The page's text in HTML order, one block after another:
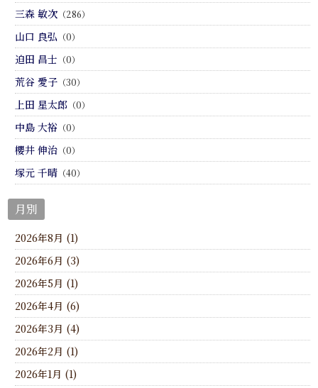
三森 敏次 （286）
山口 良弘 （0）
迫田 昌士 （0）
荒谷 愛子 （30）
上田 星太郎 （0）
中島 大裕 （0）
櫻井 伸治 （0）
塚元 千晴 （40）
月別
2026年8月 (1)
2026年6月 (3)
2026年5月 (1)
2026年4月 (6)
2026年3月 (4)
2026年2月 (1)
2026年1月 (1)